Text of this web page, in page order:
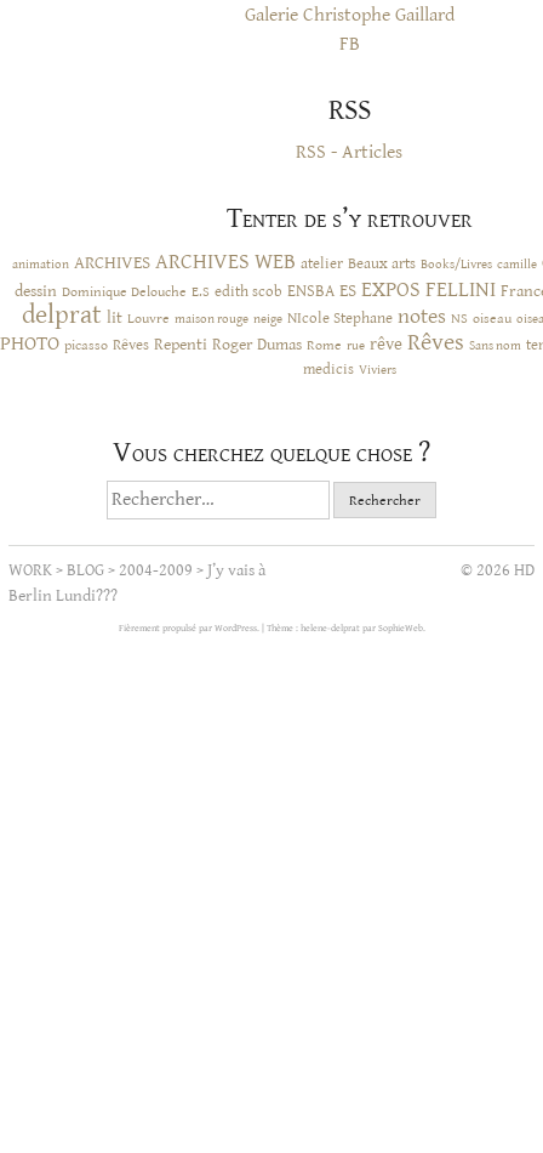
Galerie Christophe Gaillard
FB
RSS
RSS - Articles
Tenter de s’y retrouver
animation ARCHIVES ARCHIVES WEB atelier Beaux arts Books/Livres camille
dessin Dominique Delouche E.S edith scob ENSBA ES EXPOS FELLINI
delprat lit Louvre maison rouge neige NIcole Stephane notes NS oiseau
PHOTO picasso Rêves Repenti Roger Dumas Rome rue rêve Rêves Sans nom
medicis Viviers
Vous cherchez quelque chose ?
Rechercher :
WORK>BLOG> 2004-2009 >J’y vais à
Berlin Lundi???
© 2026 HD
Fièrement propulsé par WordPress. Thème : helene-delprat par SophieWeb.